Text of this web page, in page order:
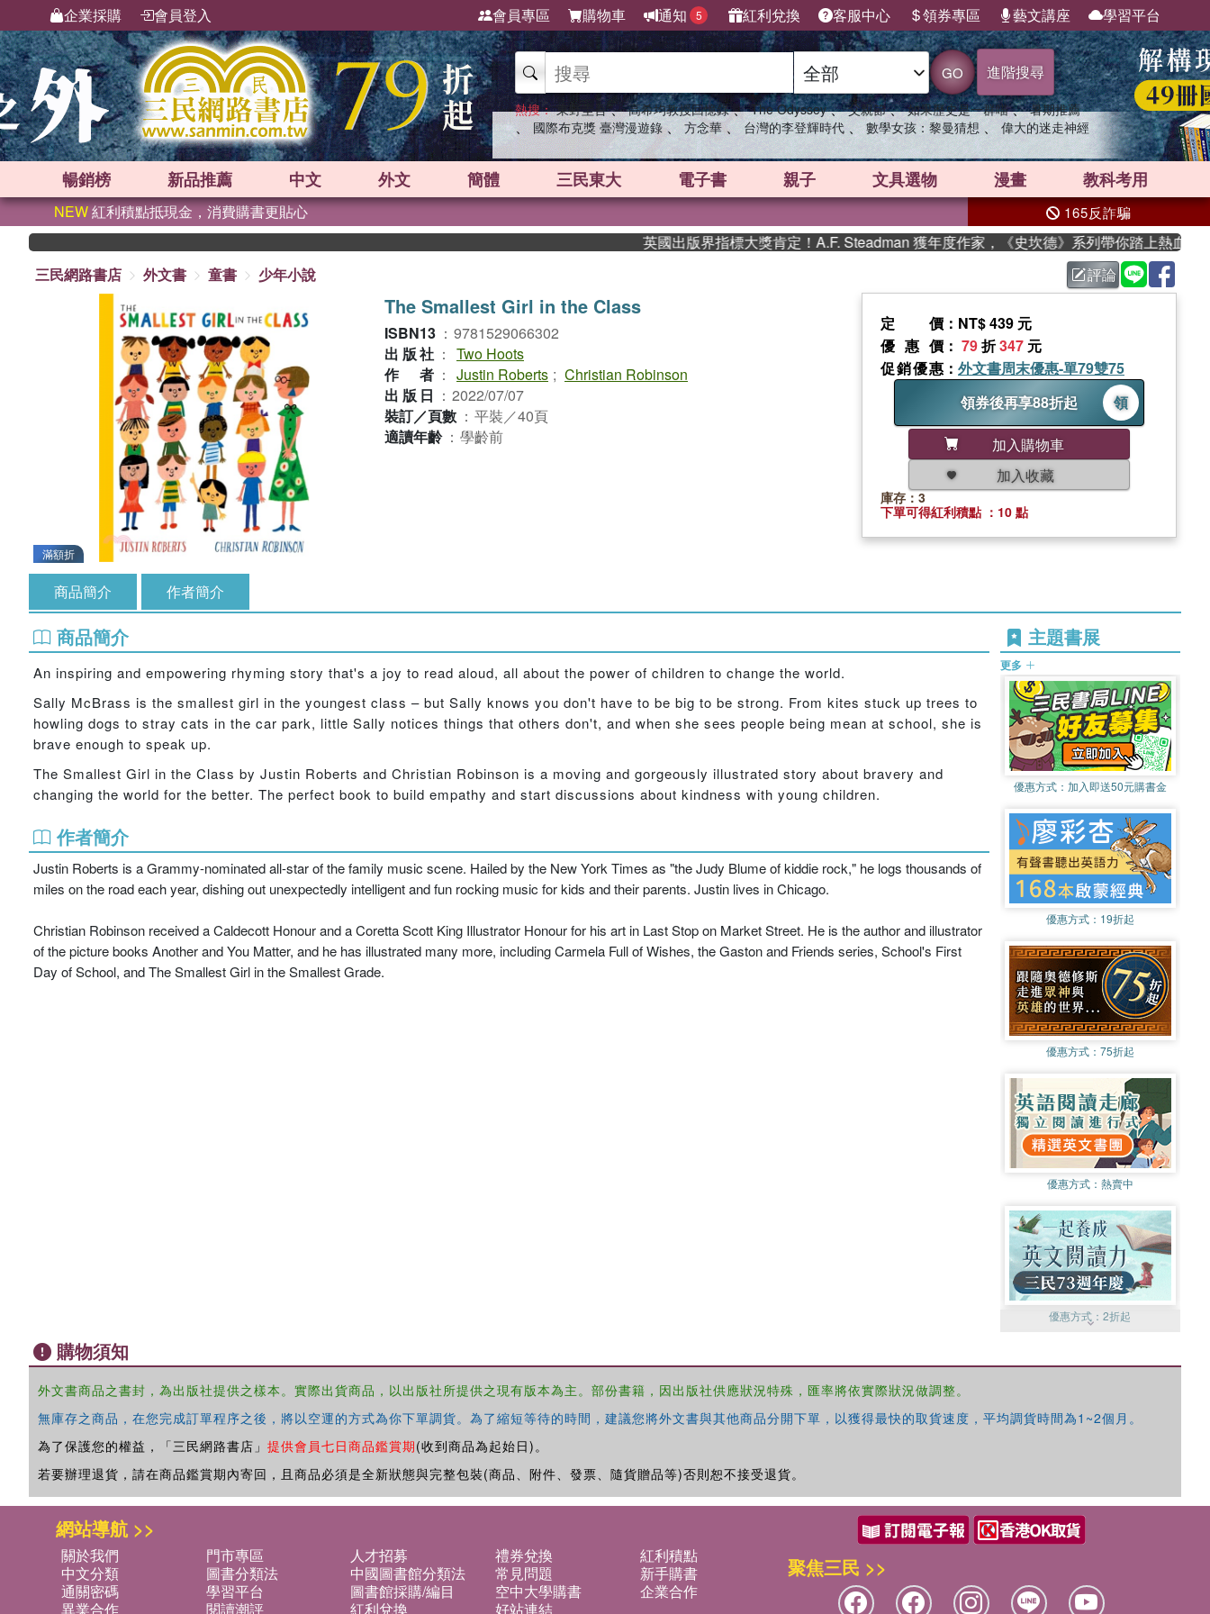
企業採購 會員登入 會員專區 購物車 通知 5 紅利兌換 客服中心 領券專區 藝文講座 學習平台
GO 進階搜尋
熱搜： 東野圭吾 、 高希均教授回憶錄 、 The Odyssey 、 父親節 、 如果歷史是一群喵 、 暑期推薦
、 國際布克獎 臺灣漫遊錄 、 方念華 、 台灣的李登輝時代 、 數學女孩：黎曼猜想 、 偉大的迷走神經
暢銷榜 新品推薦 中文 外文 簡體 三民東大 電子書 親子 文具選物 漫畫 教科考用
NEW紅利積點抵現金，消費購書更貼心 165反詐騙
英國出版界指標大獎肯定！A.F. Steadman 獲年度作家，《史坎德》系列帶你踏上熱血奇幻旅程
三民網路書店
外文書 童書 少年小說 評論
滿額折
The Smallest Girl in the Class
ISBN13 ： 9781529066302
出版社 ： Two Hoots
作者 ： Justin Roberts ; Christian Robinson
出版日 ： 2022/07/07
裝訂／頁數 ： 平裝／40頁
適讀年齡 ： 學齡前
定價 ：NT$ 439 元
優惠價 ： 79折347 元
促銷優惠 ： 外文書周末優惠-單79雙75
領券後再享88折起
領
加入購物車
加入收藏
庫存：3
下單可得紅利積點 ：10 點
商品簡介 作者簡介
商品簡介
An inspiring and empowering rhyming story that's a joy to read aloud, all about the power of children to change the world.
Sally McBrass is the smallest girl in the youngest class – but Sally knows you don't have to be big to be strong. From kites stuck up trees to
howling dogs to stray cats in the car park, little Sally notices things that others don't, and when she sees people being mean at school, she is
brave enough to speak up.
The Smallest Girl in the Class by Justin Roberts and Christian Robinson is a moving and gorgeously illustrated story about bravery and
changing the world for the better. The perfect book to build empathy and start discussions about kindness with young children.
作者簡介
Justin Roberts is a Grammy-nominated all-star of the family music scene. Hailed by the New York Times as "the Judy Blume of kiddie rock," he logs thousands of
miles on the road each year, dishing out unexpectedly intelligent and fun rocking music for kids and their parents. Justin lives in Chicago.
Christian Robinson received a Caldecott Honour and a Coretta Scott King Illustrator Honour for his art in Last Stop on Market Street. He is the author and illustrator
of the picture books Another and You Matter, and he has illustrated many more, including Carmela Full of Wishes, the Gaston and Friends series, School's First
Day of School, and The Smallest Girl in the Smallest Grade.
主題書展
更多
優惠方式： 加入即送50元購書金
優惠方式： 19折起
優惠方式： 75折起
優惠方式： 熱賣中
優惠方式：2折起
購物須知
外文書商品之書封，為出版社提供之樣本。實際出貨商品，以出版社所提供之現有版本為主。部份書籍，因出版社供應狀況特殊，匯率將依實際狀況做調整。
無庫存之商品，在您完成訂單程序之後，將以空運的方式為你下單調貨。為了縮短等待的時間，建議您將外文書與其他商品分開下單，以獲得最快的取貨速度，平均調貨時間為1~2個月。
為了保護您的權益，「三民網路書店」 提供會員七日商品鑑賞期(收到商品為起始日)。
若要辦理退貨，請在商品鑑賞期內寄回，且商品必須是全新狀態與完整包裝(商品、附件、發票、隨貨贈品等)否則恕不接受退貨。
網站導航 >>
關於我們 門市專區 人才招募 禮券兌換
紅利積點
中文分類
圖書分類法 中國圖書館分類法 常見問題
新手購書
通關密碼
學習平台 圖書館採購/編目 空中大學購書
企業合作
異業合作
閱讀潮評 紅利兌換 好站連結
聚焦三民 >>